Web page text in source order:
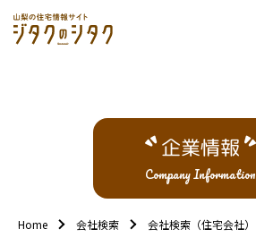
企業情報
Company Information
Home 会社検索 会社検索（住宅会社）